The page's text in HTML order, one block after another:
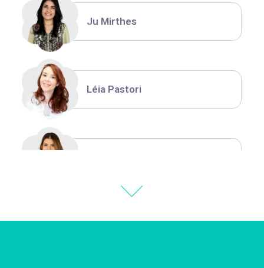
Ju Mirthes
Léia Pastori